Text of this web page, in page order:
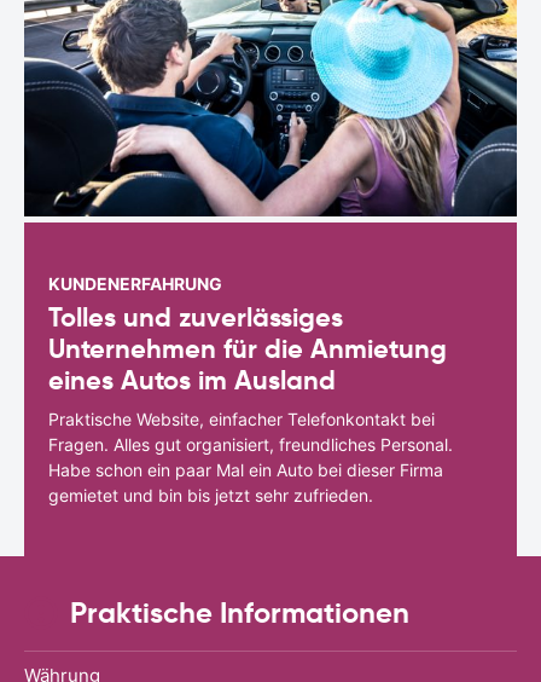
KUNDENERFAHRUNG
Tolles und zuverlässiges
Unternehmen für die Anmietung
eines Autos im Ausland
Praktische Website, einfacher Telefonkontakt bei
Fragen. Alles gut organisiert, freundliches Personal.
Habe schon ein paar Mal ein Auto bei dieser Firma
gemietet und bin bis jetzt sehr zufrieden.
Praktische Informationen
Währung